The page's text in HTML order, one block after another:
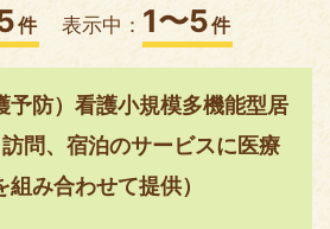
件 表示中： 1〜5件
予防）看護小規模多機能型居
問、宿泊のサービスに医療
組み合わせて提供）